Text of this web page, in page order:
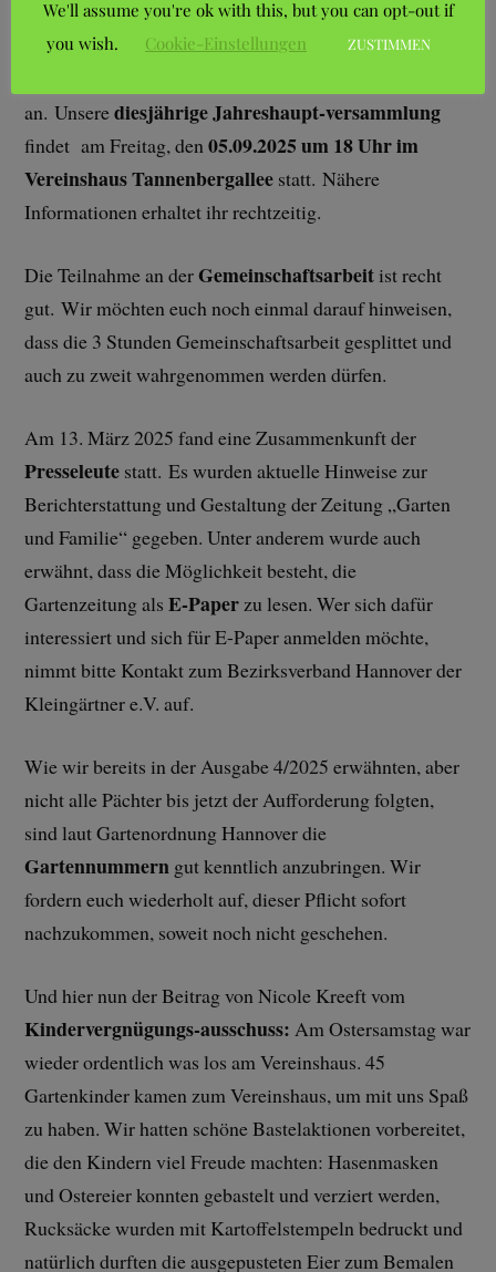
Wie schon in der Ausgabe April/2025 angekündigt und
an. Unserediesjährige Jahreshaupt-versammlung
findet am Freitag, den05.09.2025 um 18 Uhr im
Vereinshaus Tannenbergallee statt. Nähere
Informationen erhaltet ihr rechtzeitig.
Die Teilnahme an derGemeinschaftsarbeitist recht
gut. Wir möchten euch noch einmal darauf hinweisen,
dass die 3 Stunden Gemeinschaftsarbeit gesplittet und
auch zu zweit wahrgenommen werden dürfen.
Am 13. März 2025 fand eine Zusammenkunft der
Presseleute statt. Es wurden aktuelle Hinweise zur
Berichterstattung und Gestaltung der Zeitung „Garten
und Familie“ gegeben. Unter anderem wurde auch
erwähnt, dass die Möglichkeit besteht, die
Gartenzeitung alsE-Paperzu lesen. Wer sich dafür
interessiert und sich für E-Paper anmelden möchte,
nimmt bitte Kontakt zum Bezirksverband Hannover der
Kleingärtner e.V. auf.
Wie wir bereits in der Ausgabe 4/2025 erwähnten, aber
nicht alle Pächter bis jetzt der Aufforderung folgten,
sind laut Gartenordnung Hannover die
Gartennummern gut kenntlich anzubringen. Wir
fordern euch wiederholt auf, dieser Pflicht sofort
nachzukommen, soweit noch nicht geschehen.
Und hier nun der Beitrag von Nicole Kreeft vom
Kindervergnügungs-ausschuss: Am Ostersamstag war
wieder ordentlich was los am Vereinshaus. 45
Gartenkinder kamen zum Vereinshaus, um mit uns Spaß
zu haben. Wir hatten schöne Bastelaktionen vorbereitet,
die den Kindern viel Freude machten: Hasenmasken
und Ostereier konnten gebastelt und verziert werden,
Rucksäcke wurden mit Kartoffelstempeln bedruckt und
natürlich durften die ausgepusteten Eier zum Bemalen
We'll assume you're ok with this, but you can opt-out if
you wish.
Cookie-Einstellungen ZUSTIMMEN